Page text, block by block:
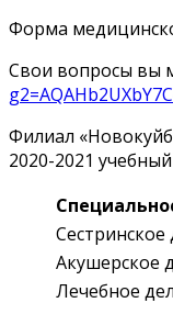
Форма
Свои вопросы вы
Филиал
2020-2021
Сестринское
Акушерское
Лечебное